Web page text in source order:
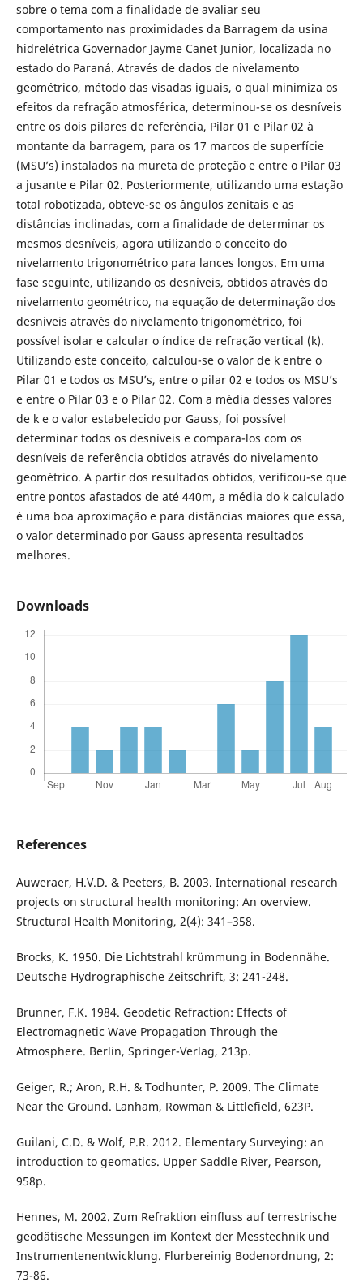
sobre o tema com a finalidade de avaliar seu
comportamento nas proximidades da Barragem da usina
hidrelétrica Governador Jayme Canet Junior, localizada no
estado do Paraná. Através de dados de nivelamento
geométrico, método das visadas iguais, o qual minimiza os
efeitos da refração atmosférica, determinou-se os desníveis
entre os dois pilares de referência, Pilar 01 e Pilar 02 à
montante da barragem, para os 17 marcos de superfície
(MSU’s) instalados na mureta de proteção e entre o Pilar 03
a jusante e Pilar 02. Posteriormente, utilizando uma estação
total robotizada, obteve-se os ângulos zenitais e as
distâncias inclinadas, com a finalidade de determinar os
mesmos desníveis, agora utilizando o conceito do
nivelamento trigonométrico para lances longos. Em uma
fase seguinte, utilizando os desníveis, obtidos através do
nivelamento geométrico, na equação de determinação dos
desníveis através do nivelamento trigonométrico, foi
possível isolar e calcular o índice de refração vertical (k).
Utilizando este conceito, calculou-se o valor de k entre o
Pilar 01 e todos os MSU’s, entre o pilar 02 e todos os MSU’s
e entre o Pilar 03 e o Pilar 02. Com a média desses valores
de k e o valor estabelecido por Gauss, foi possível
determinar todos os desníveis e compara-los com os
desníveis de referência obtidos através do nivelamento
geométrico. A partir dos resultados obtidos, verificou-se que
entre pontos afastados de até 440m, a média do k calculado
é uma boa aproximação e para distâncias maiores que essa,
o valor determinado por Gauss apresenta resultados
melhores.
Downloads
References
Auweraer, H.V.D. & Peeters, B. 2003. International research
projects on structural health monitoring: An overview.
Structural Health Monitoring, 2(4): 341–358.
Brocks, K. 1950. Die Lichtstrahl krümmung in Bodennähe.
Deutsche Hydrographische Zeitschrift, 3: 241-248.
Brunner, F.K. 1984. Geodetic Refraction: Effects of
Electromagnetic Wave Propagation Through the
Atmosphere. Berlin, Springer-Verlag, 213p.
Geiger, R.; Aron, R.H. & Todhunter, P. 2009. The Climate
Near the Ground. Lanham, Rowman & Littlefield, 623P.
Guilani, C.D. & Wolf, P.R. 2012. Elementary Surveying: an
introduction to geomatics. Upper Saddle River, Pearson,
958p.
Hennes, M. 2002. Zum Refraktion einfluss auf terrestrische
geodätische Messungen im Kontext der Messtechnik und
Instrumentenentwicklung. Flurbereinig Bodenordnung, 2:
73-86.